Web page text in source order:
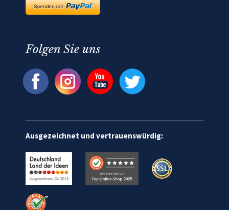
Folgen Sie uns
Ausgezeichnet und vertrauenswürdig: